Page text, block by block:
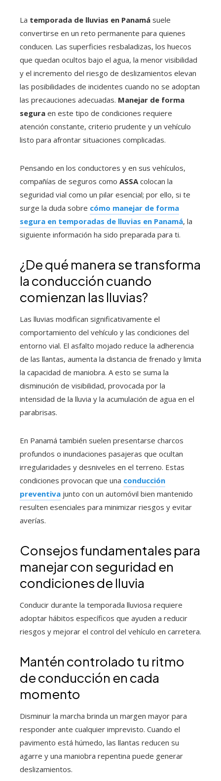
La temporada de lluvias en Panamá suele
convertirse en un reto permanente para quienes
conducen. Las superficies resbaladizas, los huecos
que quedan ocultos bajo el agua, la menor visibilidad
y el incremento del riesgo de deslizamientos elevan
las posibilidades de incidentes cuando no se adoptan
las precauciones adecuadas. Manejar de forma
segura en este tipo de condiciones requiere
atención constante, criterio prudente y un vehículo
listo para afrontar situaciones complicadas.
Pensando en los conductores y en sus vehículos,
compañías de seguros como ASSA colocan la
seguridad vial como un pilar esencial; por ello, si te
surge la duda sobre cómo manejar de forma
segura en temporadas de lluvias en Panamá, la
siguiente información ha sido preparada para ti.
¿De qué manera se transforma
la conducción cuando
comienzan las lluvias?
Las lluvias modifican significativamente el
comportamiento del vehículo y las condiciones del
entorno vial. El asfalto mojado reduce la adherencia
de las llantas, aumenta la distancia de frenado y limita
la capacidad de maniobra. A esto se suma la
disminución de visibilidad, provocada por la
intensidad de la lluvia y la acumulación de agua en el
parabrisas.
En Panamá también suelen presentarse charcos
profundos o inundaciones pasajeras que ocultan
irregularidades y desniveles en el terreno. Estas
condiciones provocan que una conducción
preventiva junto con un automóvil bien mantenido
resulten esenciales para minimizar riesgos y evitar
averías.
Consejos fundamentales para
manejar con seguridad en
condiciones de lluvia
Conducir durante la temporada lluviosa requiere
adoptar hábitos específicos que ayuden a reducir
riesgos y mejorar el control del vehículo en carretera.
Mantén controlado tu ritmo
de conducción en cada
momento
Disminuir la marcha brinda un margen mayor para
responder ante cualquier imprevisto. Cuando el
pavimento está húmedo, las llantas reducen su
agarre y una maniobra repentina puede generar
deslizamientos.